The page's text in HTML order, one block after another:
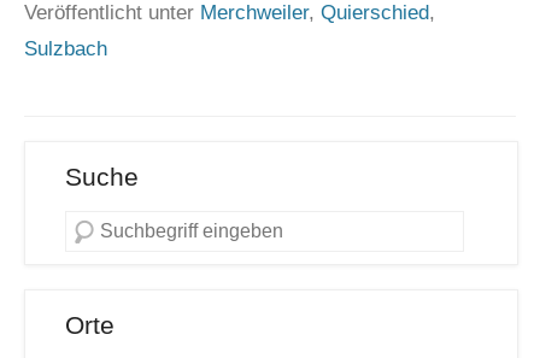
Veröffentlicht unter Merchweiler, Quierschied,
Sulzbach
Suche
Orte